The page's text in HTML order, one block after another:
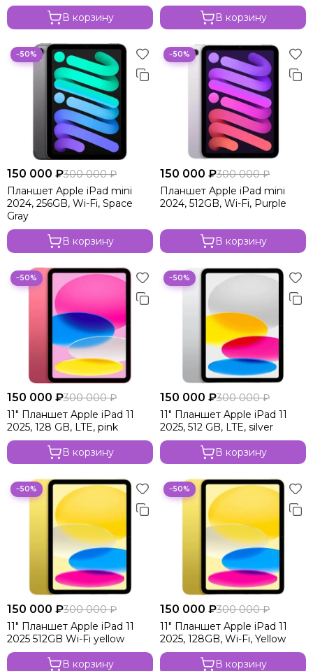
В корзину
В корзину
−50%
150 000 ₽300 000 ₽
Планшет Apple iPad mini
2024, 256GB, Wi-Fi, Space
Gray
В корзину
−50%
150 000 ₽300 000 ₽
Планшет Apple iPad mini
2024, 512GB, Wi-Fi, Purple
В корзину
−50%
150 000 ₽300 000 ₽
11" Планшет Apple iPad 11
2025, 128 GB, LTE, pink
В корзину
−50%
150 000 ₽300 000 ₽
11" Планшет Apple iPad 11
2025, 512 GB, LTE, silver
В корзину
−50%
150 000 ₽300 000 ₽
11" Планшет Apple iPad 11
2025 512GB Wi-Fi yellow
В корзину
−50%
150 000 ₽300 000 ₽
11" Планшет Apple iPad 11
2025, 128GB, Wi-Fi, Yellow
В корзину